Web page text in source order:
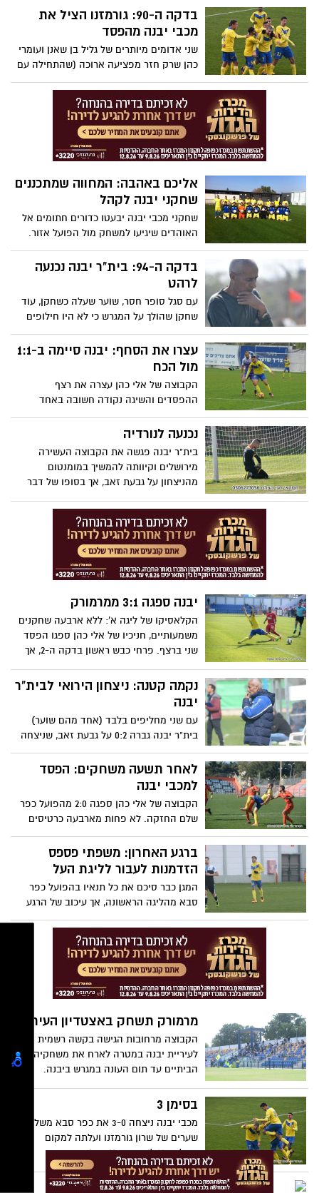
עוד לפני המחצית. עמיחי יעקב בשערו השני
ברציפות, רק צימק לקראת הסיום
בדקה ה-90: גורמזנו הציל את
מכבי יבנה מהפסד
שני אדומים מיותרים של גליל בן שאנן ועומרי
כהן שרק חזר מפציעה ארוכה (שהתחילה עם
אדום) חירבו את המשחק של יבנה. אזור
של מלך השערים ששב מפציעה הציל נקודה
לאלי כהן, שגם הורחק
אליכם באהבה: המחווה שמתכננים
שחקני יבנה לקהל
שחקני מכבי יבנה יבעטו כדורים חתומים אל
האוהדים שיגיעו למשחק מול הפועל אזור.
במועדון אמרו: "זה עוד דרך להביע את
הערכתנו העצומה לקהל שמלווה אותנו לכל
מקום"
בדקה ה-94: בית"ר יבנה נכנעה
לרהט
עם סגל סופר חסר, שוער שעלה כשחקן, עוד
שחקן שהולך על המגרש כי לא היו חילופים
ואין ספור צרות, החבורה של פוגל ספגה שער
דרמטי לאחר שאיזנה את התוצאה ב-9
שחקנים מרגליו של עמיחי יעקב. במועדון
עצרו את הסחף: יבנה סיימה ב-1:1
מול הכח
הקבוצה של אלי כהן עצרה את רצף
ההפסדים והשיגה נקודה חשובה באחד
המגרשים הקשים בליגה. בר מזרחי כבש
ראשון בדקה ה-11, ויקטור מרעי איזן לפני תוםנכנעה לנורדיה
בית"ר יבנה פגשה את הקבוצה העשירה
מירושלים וקיוותה להמשיך במומנטום
מהניצחון על גבעת זאב, אך בסופו של דבר
הסוף שבוע של הכדורגל
יבנה ספגה 3:1 ממרמורק
הקלאסיקו של ליגה א': ללא ארבעה שחקנים
משמעותיים, חניכיו של אלי כהן ספגו הפסד
שני ברצף. פרחי כבש ראשון בדקה ה-2, אך
בתוצאה המשכנעת. יבנה עדיין חמישית
נקמה קטנה: ניצחון הירואי לבית"ר
יבנה
עם שני מחליפים בלבד (אחד מהם שוער)
בית"ר יבנה גברה 0:2 על גבעת זאב, שניצחה
אותה בסיבוב הקודם 0:4. כבשו ליבנה: עמיחי
יעקב בבעיטה חופשית נהדרת ועידן כהן
לאחר תשעה משחקים: הפסד
למכבי יבנה
הקבוצה של אלי כהן ספגה 2:0 מהפועל כפר
שלם החזקה. לא פחות מארבעה כרטיסים
אדומים נשלפו במשחק קשוח ואגרסיבי.
בשבוע הבא: מפגש רותח מול הפועל מרמורק
ברגע האחרון: משפתי פספס
הזדמנות לעבור לליגת העל
המגן כבר סיכם את כל תנאיו בהפועל כפר
סבא מהליגה הראשונה, אך עיכוב של הרגע
האחרון מנע את העברתו. משפתי: "זו
היסטוריה. כל כולי נתון להצלחת מכבי יבנה"
מרמורק תשחק באצטדיון העירוני?
הקבוצה מרחובות הגישה בקשה רשמית
לעיריית יבנה במטרה לארח את משחקיה
הביתיים עד תום העונה במגרש ביבנה.
בכפוף להחלטת ההתאחדות. במרמורק אמרו:
"רוצים מגרש טוב - במצב טוב"
בסימן 3
מכבי יבנה ניצחה 3-0 את כפר סבא משלושה
שערים של שרון גורמזנו ועלתה למקום
השלישי צילום- חסדאי כהן
פרץ את הגבולות